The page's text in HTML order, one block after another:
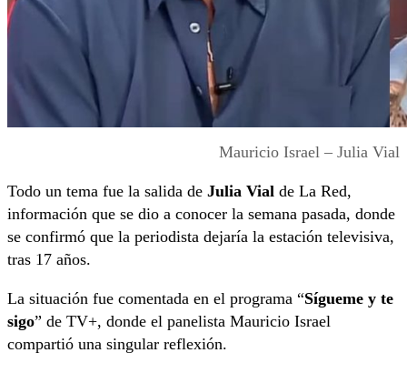
Mauricio Israel – Julia Vial
Todo un tema fue la salida de Julia Vial de La Red,
información que se dio a conocer la semana pasada, donde
se confirmó que la periodista dejaría la estación televisiva,
tras 17 años.
La situación fue comentada en el programa “Sígueme y te
sigo” de TV+, donde el panelista Mauricio Israel
compartió una singular reflexión.